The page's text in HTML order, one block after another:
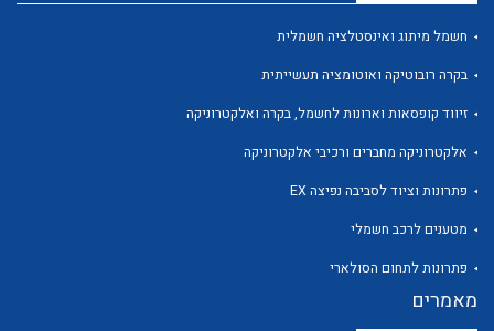
לכל מוצרי היצרן
חשמל מיתוג ואינסטלציה חשמלית
בקרה רובוטיקה ואוטומציה תעשייתית
זיווד קופסאות וארונות לחשמל, בקרה ואלקטרוניקה
אלקטרוניקה מחברים ורכיבי אלקטרוניקה
פתרונות וציוד לסביבה נפיצה EX
מטענים לרכב חשמלי
פתרונות לתחום הסולארי
מאמרים